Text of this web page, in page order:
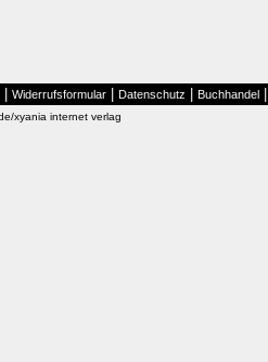
Widerrufsformular Datenschutz Buchhandel
xyania internet verlag